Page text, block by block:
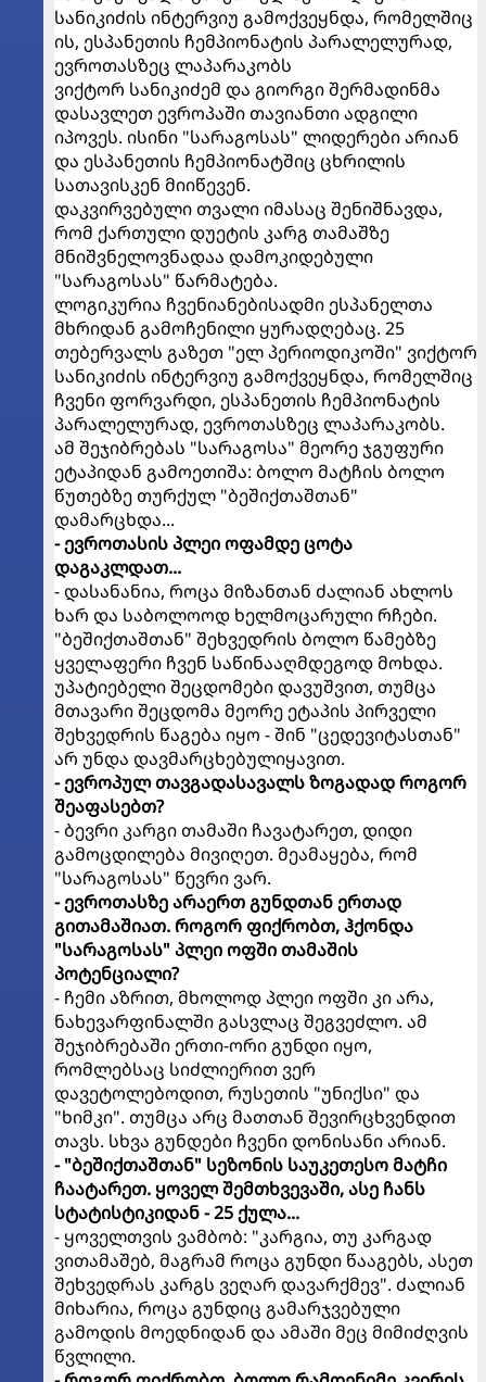
სანიკიძის ინტერვიუ გამოქვეყნდა, რომელშიც
ის, ესპანეთის ჩემპიონატის პარალელურად,
ევროთასზეც ლაპარაკობს
ვიქტორ სანიკიძემ და გიორგი შერმადინმა
დასავლეთ ევროპაში თავიანთი ადგილი
იპოვეს. ისინი "სარაგოსას" ლიდერები არიან
და ესპანეთის ჩემპიონატშიც ცხრილის
სათავისკენ მიიწევენ.
დაკვირვებული თვალი იმასაც შენიშნავდა,
რომ ქართული დუეტის კარგ თამაშზე
მნიშვნელოვნადაა დამოკიდებული
"სარაგოსას" წარმატება.
ლოგიკურია ჩვენიანებისადმი ესპანელთა
მხრიდან გამოჩენილი ყურადღებაც. 25
თებერვალს გაზეთ "ელ პერიოდიკოში" ვიქტორ
სანიკიძის ინტერვიუ გამოქვეყნდა, რომელშიც
ჩვენი ფორვარდი, ესპანეთის ჩემპიონატის
პარალელურად, ევროთასზეც ლაპარაკობს.
ამ შეჯიბრებას "სარაგოსა" მეორე ჯგუფური
ეტაპიდან გამოეთიშა: ბოლო მატჩის ბოლო
წუთებზე თურქულ "ბეშიქთაშთან"
დამარცხდა...
- ევროთასის პლეი ოფამდე ცოტა
დაგაკლდათ...
- დასანანია, როცა მიზანთან ძალიან ახლოს
ხარ და საბოლოოდ ხელმოცარული რჩები.
"ბეშიქთაშთან" შეხვედრის ბოლო წამებზე
ყველაფერი ჩვენ საწინააღმდეგოდ მოხდა.
უპატიებელი შეცდომები დავუშვით, თუმცა
მთავარი შეცდომა მეორე ეტაპის პირველი
შეხვედრის წაგება იყო - შინ "ცედევიტასთან"
არ უნდა დავმარცხებულიყავით.
- ევროპულ თავგადასავალს ზოგადად როგორ
შეაფასებთ?
- ბევრი კარგი თამაში ჩავატარეთ, დიდი
გამოცდილება მივიღეთ. მეამაყება, რომ
"სარაგოსას" წევრი ვარ.
- ევროთასზე არაერთ გუნდთან ერთად
გითამაშიათ. როგორ ფიქრობთ, ჰქონდა
"სარაგოსას" პლეი ოფში თამაშის
პოტენციალი?
- ჩემი აზრით, მხოლოდ პლეი ოფში კი არა,
ნახევარფინალში გასვლაც შეგვეძლო. ამ
შეჯიბრებაში ერთი-ორი გუნდი იყო,
რომლებსაც სიძლიერით ვერ
დავეტოლებოდით, რუსეთის "უნიქსი" და
"ხიმკი". თუმცა არც მათთან შევირცხვენდით
თავს. სხვა გუნდები ჩვენი დონისანი არიან.
- "ბეშიქთაშთან" სეზონის საუკეთესო მატჩი
ჩაატარეთ. ყოველ შემთხვევაში, ასე ჩანს
სტატისტიკიდან - 25 ქულა...
- ყოველთვის ვამბობ: "კარგია, თუ კარგად
ვითამაშებ, მაგრამ როცა გუნდი წააგებს, ასეთ
შეხვედრას კარგს ვეღარ დავარქმევ". ძალიან
მიხარია, როცა გუნდიც გამარჯვებული
გამოდის მოედნიდან და ამაში მეც მიმიძღვის
წვლილი.